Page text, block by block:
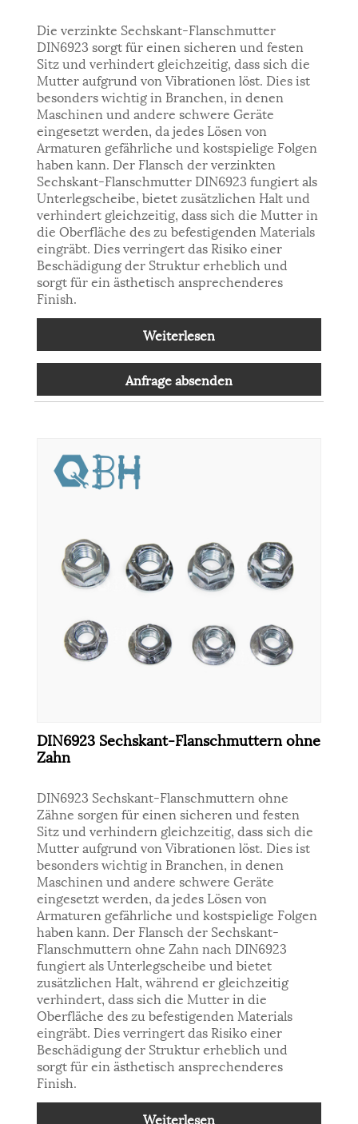
Die verzinkte Sechskant-Flanschmutter
DIN6923 sorgt für einen sicheren und festen
Sitz und verhindert gleichzeitig, dass sich die
Mutter aufgrund von Vibrationen löst. Dies ist
besonders wichtig in Branchen, in denen
Maschinen und andere schwere Geräte
eingesetzt werden, da jedes Lösen von
Armaturen gefährliche und kostspielige Folgen
haben kann. Der Flansch der verzinkten
Sechskant-Flanschmutter DIN6923 fungiert als
Unterlegscheibe, bietet zusätzlichen Halt und
verhindert gleichzeitig, dass sich die Mutter in
die Oberfläche des zu befestigenden Materials
eingräbt. Dies verringert das Risiko einer
Beschädigung der Struktur erheblich und
sorgt für ein ästhetisch ansprechenderes
Finish.
Weiterlesen
Anfrage absenden
DIN6923 Sechskant-Flanschmuttern ohne
Zahn
DIN6923 Sechskant-Flanschmuttern ohne
Zähne sorgen für einen sicheren und festen
Sitz und verhindern gleichzeitig, dass sich die
Mutter aufgrund von Vibrationen löst. Dies ist
besonders wichtig in Branchen, in denen
Maschinen und andere schwere Geräte
eingesetzt werden, da jedes Lösen von
Armaturen gefährliche und kostspielige Folgen
haben kann. Der Flansch der Sechskant-
Flanschmuttern ohne Zahn nach DIN6923
fungiert als Unterlegscheibe und bietet
zusätzlichen Halt, während er gleichzeitig
verhindert, dass sich die Mutter in die
Oberfläche des zu befestigenden Materials
eingräbt. Dies verringert das Risiko einer
Beschädigung der Struktur erheblich und
sorgt für ein ästhetisch ansprechenderes
Finish.
Weiterlesen